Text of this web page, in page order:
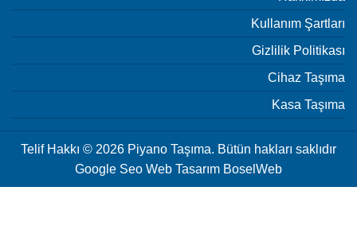
Kullanım Şartları
Gizlilik Politikası
Cihaz Taşıma
Kasa Taşıma
Telif Hakkı © 2026 Piyano Taşıma. Bütün hakları saklıdır
Google Seo Web Tasarım BoselWeb